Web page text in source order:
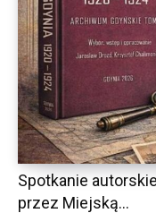
Spotkanie
przez Miejską...